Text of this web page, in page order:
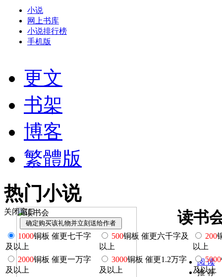
小说
网上书库
小说排行榜
手机版
更文
书架
博客
繁體版
热门小说
关闭窗口
1000铜板 催更七千字
及以上
500铜板 催更六千字及
以上
200
以上
2000铜板 催更一万字
及以上
3000铜板 催更1.2万字
及以上
5000
及以上
读书
阅 读
推 荐